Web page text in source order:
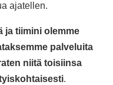
ajatellen.
ja tiimini olemme
palveluita
niitä toisiinsa
.